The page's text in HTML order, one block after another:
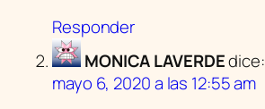
Responder
MONICA LAVERDEdice:
mayo 6, 2020 a las 12:55 am